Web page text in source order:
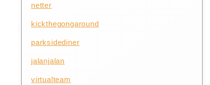
netter
kickthegongaround
parksidediner
jalanjalan
virtualteam